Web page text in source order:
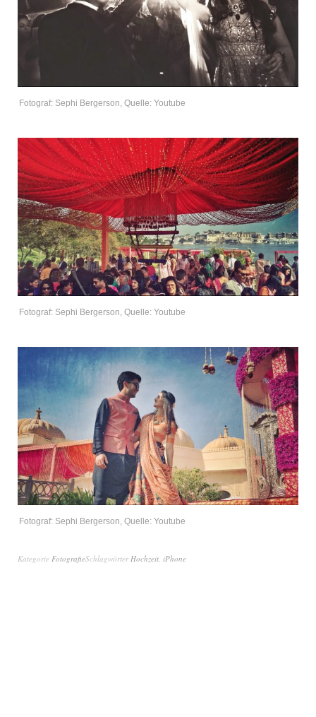
Fotograf: Sephi Bergerson, Quelle: Youtube
Fotograf: Sephi Bergerson, Quelle: Youtube
Fotograf: Sephi Bergerson, Quelle: Youtube
Kategorie FotografieSchlagwörterHochzeit, iPhone